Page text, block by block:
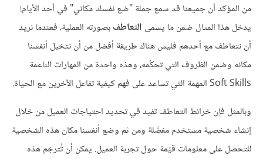
من المؤكد أن جميعنا قد سمع جملة "ضع نفسك مكاني" في أحد الأيام!
يدخل هذا المثال ضمن ما يسمى التعاطفبصورته العملية، فعندما نريد
أن نتعاطف مع أحدهم فليس هناك طريقة أفضل من أن نتخيل أنفسنا
مكانه وضمن الظروف التي تحكُمه، وهذه واحدة من المهارات الناعمة
Soft Skills المهمة التي تساعد على فهم كيفية تفاعل الآخرين مع الحياة.
وبالمثل فإن خرائط التعاطف تفيد في تحديد احتياجات العميل من خلال
إنشاء شخصية مستخدم مفصَّلة ومن ثم وضع أنفسنا مكان هذه الشخصية
للتحصل على معلومات قيّمة حول تجربة العميل. يمكن أن تُترجَم هذه